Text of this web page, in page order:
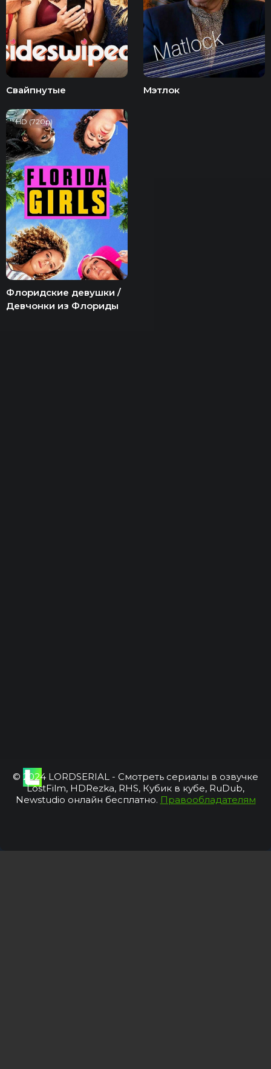
Свайпнутые Мэтлок
HD (720p)
Флоридские девушки /
Девчонки из Флориды
© 2024 LORDSERIAL - Смотреть сериалы в озвучке
LostFilm, HDRezka, RHS, Кубик в кубе, RuDub,
Newstudio онлайн бесплатно. Правообладателям